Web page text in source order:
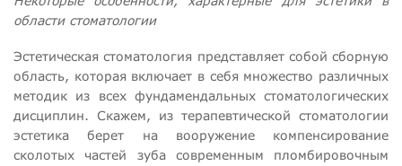
области стоматологии
Эстетическая стоматология представляет собой сборную
область, которая включает в себя множество различных
методик из всех фундамендальных стоматологических
дисциплин. Скажем, из терапевтической стоматологии
эстетика берет на вооружение компенсирование
сколотых частей зуба современным пломбировочным